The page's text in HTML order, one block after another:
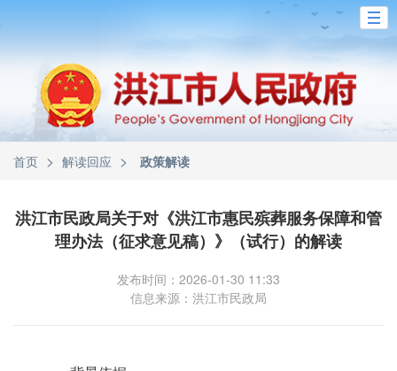
首页 > 解读回应 > 政策解读
洪江市民政局关于对《洪江市惠民殡葬服务保障和管
理办法（征求意见稿）》（试行）的解读
发布时间：2026-01-30 11:33
信息来源：洪江市民政局